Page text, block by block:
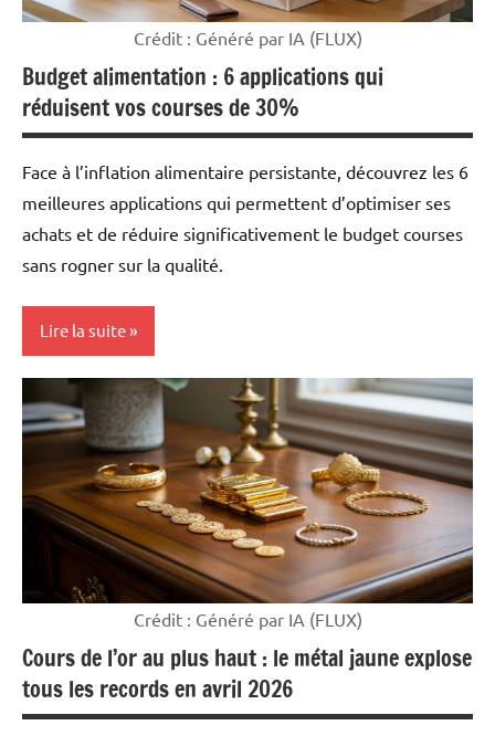
Crédit : Généré par IA (FLUX)
Budget alimentation : 6 applications qui
réduisent vos courses de 30%
Face à l’inflation alimentaire persistante, découvrez les 6
meilleures applications qui permettent d’optimiser ses
achats et de réduire significativement le budget courses
sans rogner sur la qualité.
Lire la suite
Mon
argent
Crédit : Généré par IA (FLUX)
Cours de l’or au plus haut : le métal jaune explose
tous les records en avril 2026